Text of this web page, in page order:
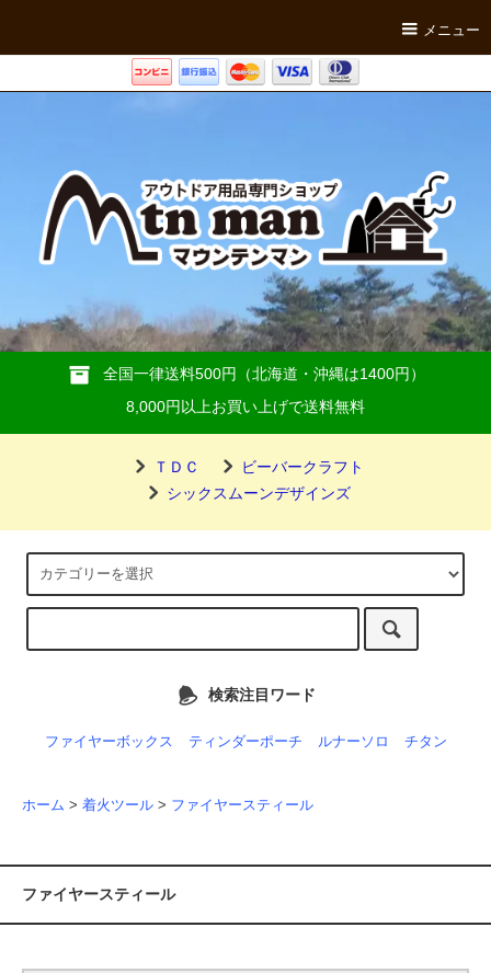
メニュー
全国一律送料500円（北海道・沖縄は1400円）
8,000円以上お買い上げで送料無料
ＴＤＣ
ビーバークラフト
シックスムーンデザインズ
検索注目ワード
ファイヤーボックス ティンダーポーチ ルナーソロ チタン
ホーム > 着火ツール > ファイヤースティール
ファイヤースティール